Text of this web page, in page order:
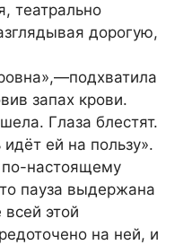
театрально
дорогую,
запах крови.
Глаза блестят.
ей на пользу».
по-настоящему
пауза выдержана
этой
на ней, и